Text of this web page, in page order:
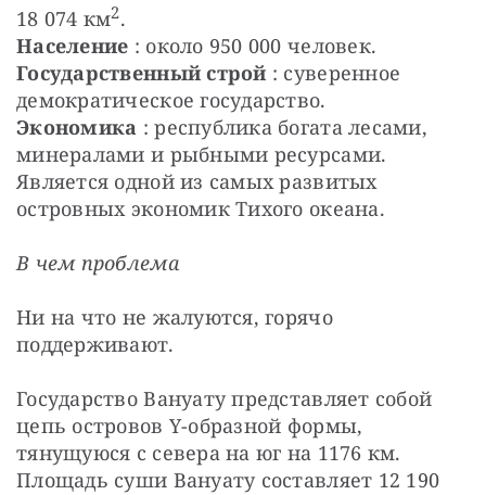
18 074 км2.
Население : около 950 000 человек.
Государственный строй : суверенное
демократическое государство.
Экономика : республика богата лесами,
минералами и рыбными ресурсами.
Является одной из самых развитых
островных экономик Тихого океана.
В чем проблема
Ни на что не жалуются, горячо
поддерживают.
Государство Вануату представляет собой
цепь островов Y-образной формы,
тянущуюся с севера на юг на 1176 км.
Площадь суши Вануату составляет 12 190